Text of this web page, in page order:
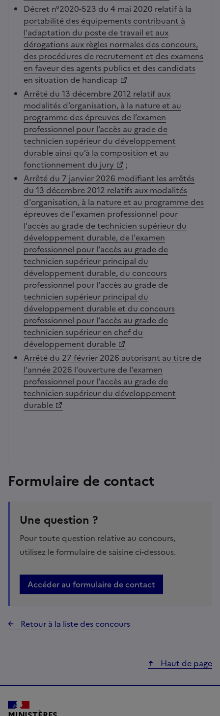
Décret n°2020-523 du 4 mai 2020 relatif à la
portabilité des équipements contribuant à
l'adaptation du poste de travail et aux
dérogations aux règles normales des concours,
des procédures de recrutement et des examens
en faveur des agents publics et des candidats
en situation de handicap
Arrêté du 13 décembre 2012 relatif aux
modalités d’organisation, à la nature et au
programme des épreuves de l’examen
professionnel pour l’accès au grade de
technicien supérieur du développement
durable ainsi qu’à la composition et au
fonctionnement du jury
;
Arrêté du 7 janvier 2026 modifiant les arrêtés
du 13 décembre 2012 relatifs aux modalités
d'organisation, à la nature et au programme des
épreuves de l'examen professionnel pour
l'accès au grade de technicien supérieur du
développement durable, de l'examen
professionnel pour l'accès au grade de
technicien supérieur principal du
développement durable, du concours
professionnel pour l'accès au grade de
technicien supérieur principal du
développement durable et du concours
professionnel pour l'accès au grade de
technicien supérieur en chef du
développement durable
Arrêté du 27 février 2026 autorisant au titre de
l'année 2026 l'ouverture de l'examen
professionnel pour l'accès au grade de
technicien supérieur du développement
durable
Formulaire de contact
Une question ?
Pour toute question relative au concours,
utilisez le formulaire de saisine ci-dessous.
Accéder au formulaire de contact
Retour à la liste des concours
Haut de page